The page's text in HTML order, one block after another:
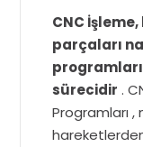
CNC
parçaları
programları
sürecidir .
Programları ,